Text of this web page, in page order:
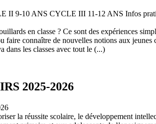
II 9-10 ANS CYCLE III 11-12 ANS Infos
en classe ? Ce sont des expériences
faire connaître de nouvelles notions aux jeunes
les classes avec tout le (...)
2025-2026
la réussite scolaire, le développement